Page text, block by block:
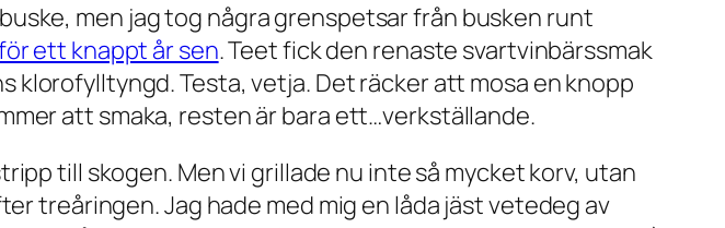
men jag tog några grenspetsar från busken runt
ett knappt år sen. Teet fick den renaste svartvinbärssmak
klorofylltyngd. Testa, vetja. Det räcker att mosa en knopp
att smaka, resten är bara ett…verkställande.
till skogen. Men vi grillade nu inte så mycket korv, utan
treåringen. Jag hade med mig en låda jäst vetedeg av